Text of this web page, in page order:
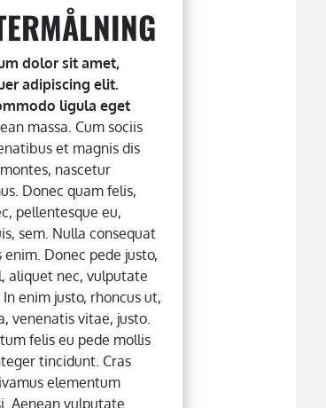
dolor sit amet,
adipiscing elit.
ligula eget
massa. Cum sociis
et magnis dis
nascetur
Donec quam felis,
pellentesque eu,
sem. Nulla consequat
enim. Donec pede justo,
aliquet nec, vulputate
enim justo, rhoncus ut,
venenatis vitae, justo.
felis eu pede mollis
tincidunt. Cras
elementum
Aenean vulputate